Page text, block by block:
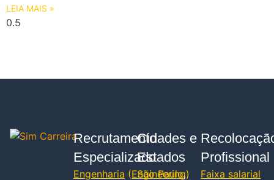
LEIA MAIS »
Recrutamento
Especializado
Engenharia (Engineering)
Cidades e
Estados
São Paulo,
Profissional
Faixa salarial